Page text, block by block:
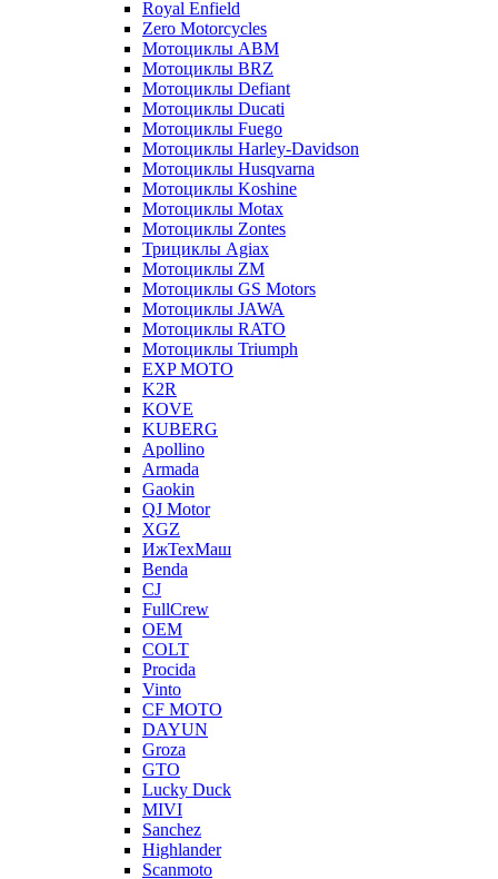
Royal Enfield
Zero Motorcycles
Мотоциклы ABM
Мотоциклы BRZ
Мотоциклы Defiant
Мотоциклы Ducati
Мотоциклы Fuego
Мотоциклы Harley-Davidson
Мотоциклы Husqvarna
Мотоциклы Koshine
Мотоциклы Motax
Мотоциклы Zontes
Трициклы Agiax
Мотоциклы ZM
Мотоциклы GS Motors
Мотоциклы JAWA
Мотоциклы RATO
Мотоциклы Triumph
EXP MOTO
K2R
KOVE
KUBERG
Apollino
Armada
Gaokin
QJ Motor
XGZ
ИжТехМаш
Benda
CJ
FullCrew
OEM
COLT
Procida
Vinto
CF MOTO
DAYUN
Groza
GTO
Lucky Duck
MIVI
Sanchez
Highlander
Scanmoto